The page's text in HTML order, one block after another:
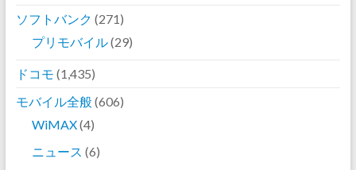
ソフトバンク (271)
プリモバイル(29)
ドコモ (1,435)
モバイル全般(606)
WiMAX(4)
ニュース (6)